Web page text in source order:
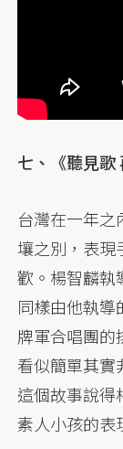
七、《聽見歌
台灣在一年
壤之別，表現
歡。楊智麟執
同樣由他執導
牌軍合唱團
看似簡單其實
這個故事說得
素人小孩的表